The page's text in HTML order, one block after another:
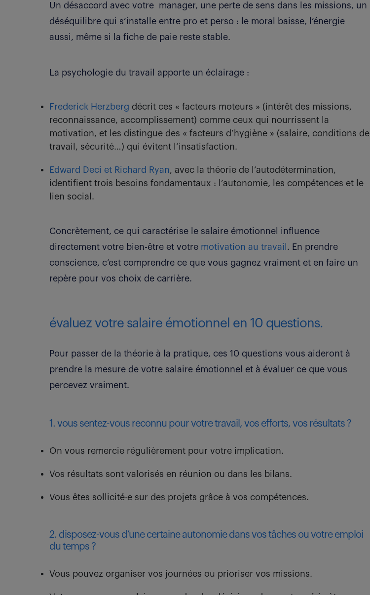
Un désaccord avec votre manager, une perte de sens dans les missions, un
déséquilibre qui s’installe entre pro et perso : le moral baisse, l’énergie
aussi, même si la fiche de paie reste stable.
La psychologie du travail apporte un éclairage :
Frederick Herzberg décrit ces « facteurs moteurs » (intérêt des missions,
reconnaissance, accomplissement) comme ceux qui nourrissent la
motivation, et les distingue des « facteurs d’hygiène » (salaire, conditions de
travail, sécurité…) qui évitent l’insatisfaction.
Edward Deci et Richard Ryan, avec la théorie de l’autodétermination,
identifient trois besoins fondamentaux : l’autonomie, les compétences et le
lien social.
Concrètement, ce qui caractérise le salaire émotionnel influence
directement votre bien-être et votre motivation au travail . En prendre
conscience, c’est comprendre ce que vous gagnez vraiment et en faire un
repère pour vos choix de carrière.
évaluez votre salaire émotionnel en 10 questions.
Pour passer de la théorie à la pratique, ces 10 questions vous aideront à
prendre la mesure de votre salaire émotionnel et à évaluer ce que vous
percevez vraiment.
1. vous sentez-vous reconnu pour votre travail, vos efforts, vos résultats ?
On vous remercie régulièrement pour votre implication.
Vos résultats sont valorisés en réunion ou dans les bilans.
Vous êtes sollicité·e sur des projets grâce à vos compétences.
2. disposez-vous d’une certaine autonomie dans vos tâches ou votre emploi
du temps ?
Vous pouvez organiser vos journées ou prioriser vos missions.